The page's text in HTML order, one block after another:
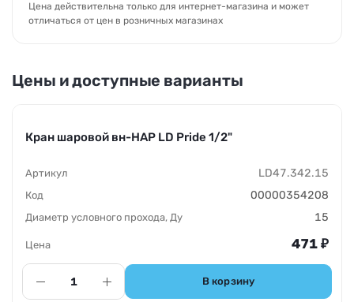
Цена действительна только для интернет-магазина и может
отличаться от цен в розничных магазинах
Цены и доступные варианты
Кран шаровой вн-НАР LD Pride 1/2"
LD47.342.15
00000354208
15
471 ₽
В корзину